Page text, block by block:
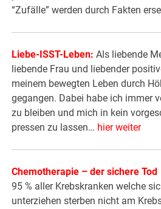
“Zufälle” werden durch Fakten
Liebe-ISST-Leben: Als liebende
liebende Frau und liebender
meinem bewegten Leben durch
gegangen. Dabei habe ich immer
zu bleiben und mich in kein
pressen zu lassen… hier weiter
Chemotherapie – der sichere Tod
95 % aller Krebskranken welche
unterziehen sterben nicht am